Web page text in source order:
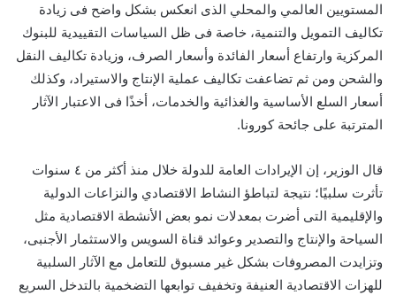
المستويين العالمي والمحلي الذى انعكس بشكل واضح فى زيادة
تكاليف التمويل والتنمية، خاصة فى ظل السياسات التقييدية للبنوك
المركزية وارتفاع أسعار الفائدة وأسعار الصرف، وزيادة تكاليف النقل
والشحن ومن ثم تضاعفت تكاليف عملية الإنتاج والاستيراد، وكذلك
أسعار السلع الأساسية والغذائية والخدمات، أخذًا فى الاعتبار الآثار
المترتبة على جائحة كورونا.
قال الوزير، إن الإيرادات العامة للدولة خلال منذ أكثر من ٤ سنوات
تأثرت سلبيًا؛ نتيجة لتباطؤ النشاط الاقتصادي والنزاعات الدولية
والإقليمية التى أضرت بمعدلات نمو بعض الأنشطة الاقتصادية مثل
السياحة والإنتاج والتصدير وعوائد قناة السويس والاستثمار الأجنبى،
وتزايدت المصروفات بشكل غير مسبوق للتعامل مع الآثار السلبية
للهزات الاقتصادية العنيفة وتخفيف توابعها التضخمية بالتدخل السريع